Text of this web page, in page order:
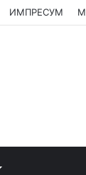
ИМПРЕСУМ